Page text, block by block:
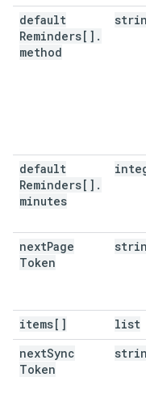
default
Reminders[] .
method
default
Reminders[] .
minutes
nextPage
Token
items[] list
nextSync
Token